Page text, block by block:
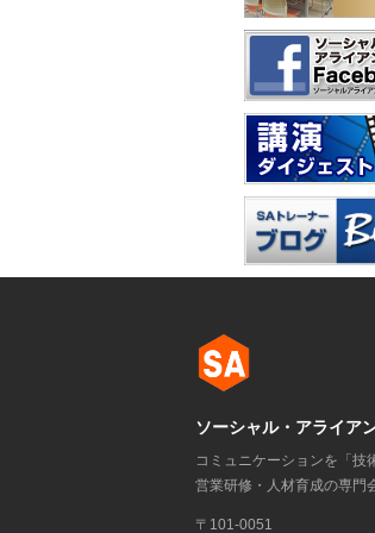
ソーシャル・アライア
コミュニケーションを「技
営業研修・人材育成の専門
〒101-0051